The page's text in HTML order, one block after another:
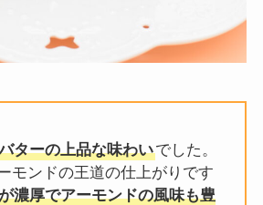
ターの上品な味わいでした。
モンドの王道の仕上がりです
濃厚でアーモンドの風味も豊